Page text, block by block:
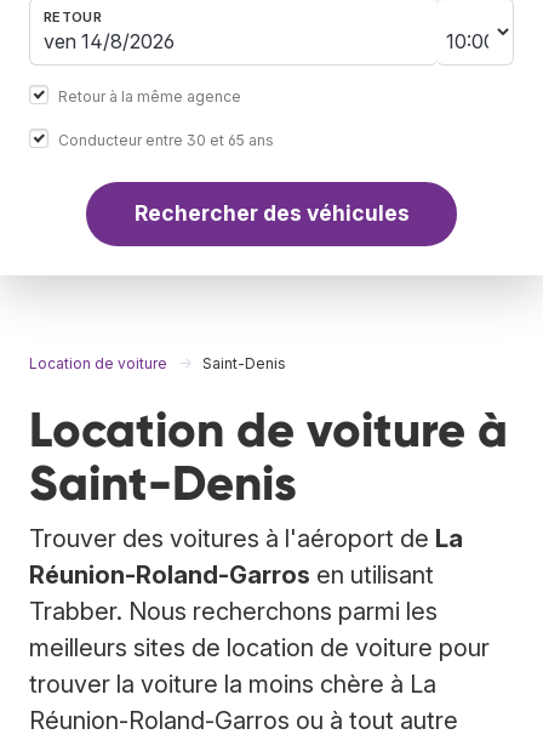
RETOUR
Retour à la même agence
Conducteur entre 30 et 65 ans
Rechercher des véhicules
Location de voiture Saint-Denis
Location de voiture à
Saint-Denis
Trouver des voitures à l'aéroport de La
Réunion-Roland-Garros en utilisant
Trabber. Nous recherchons parmi les
meilleurs sites de location de voiture pour
trouver la voiture la moins chère à La
Réunion-Roland-Garros ou à tout autre